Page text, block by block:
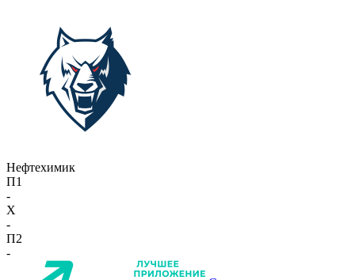
Нефтехимик
П1
-
X
-
П2
-